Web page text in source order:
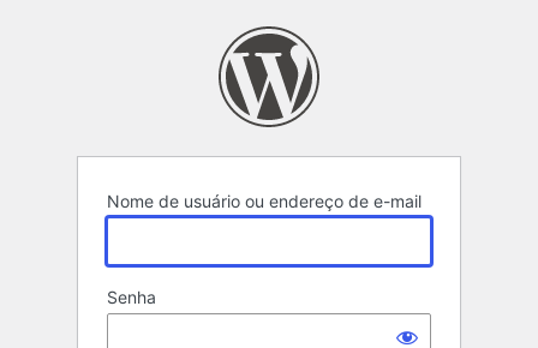
Nome de usuário ou endereço de e-mail
Senha